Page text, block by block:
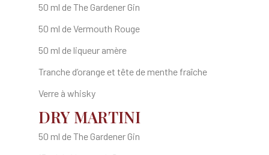
50 ml de The Gardener Gin
50 ml de Vermouth Rouge
50 ml de liqueur amère
Tranche d’orange et tête de menthe fraîche
Verre à whisky
DRY MARTINI
50 ml de The Gardener Gin